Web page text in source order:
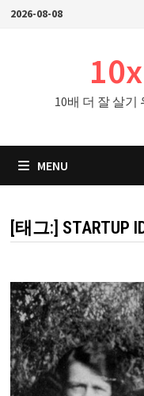
Skip2026-08-08
10배 더 잘 살기
MENU
[태그:] STARTUP